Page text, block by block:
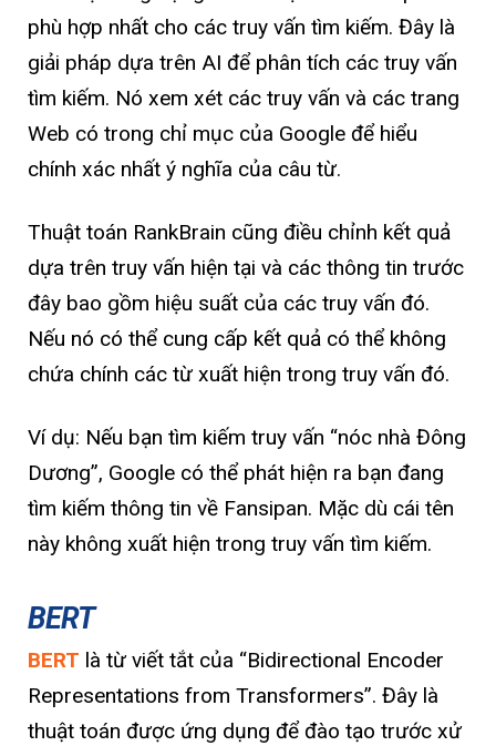
phù hợp nhất cho các truy vấn tìm kiếm. Đây là
giải pháp dựa trên AI để phân tích các truy vấn
tìm kiếm. Nó xem xét các truy vấn và các trang
Web có trong chỉ mục của Google để hiểu
chính xác nhất ý nghĩa của câu từ.
Thuật toán RankBrain cũng điều chỉnh kết quả
dựa trên truy vấn hiện tại và các thông tin trước
đây bao gồm hiệu suất của các truy vấn đó.
Nếu nó có thể cung cấp kết quả có thể không
chứa chính các từ xuất hiện trong truy vấn đó.
Ví dụ: Nếu bạn tìm kiếm truy vấn “nóc nhà Đông
Dương”, Google có thể phát hiện ra bạn đang
tìm kiếm thông tin về Fansipan. Mặc dù cái tên
này không xuất hiện trong truy vấn tìm kiếm.
BERT
BERT là từ viết tắt của “Bidirectional Encoder
Representations from Transformers”. Đây là
thuật toán được ứng dụng để đào tạo trước xử